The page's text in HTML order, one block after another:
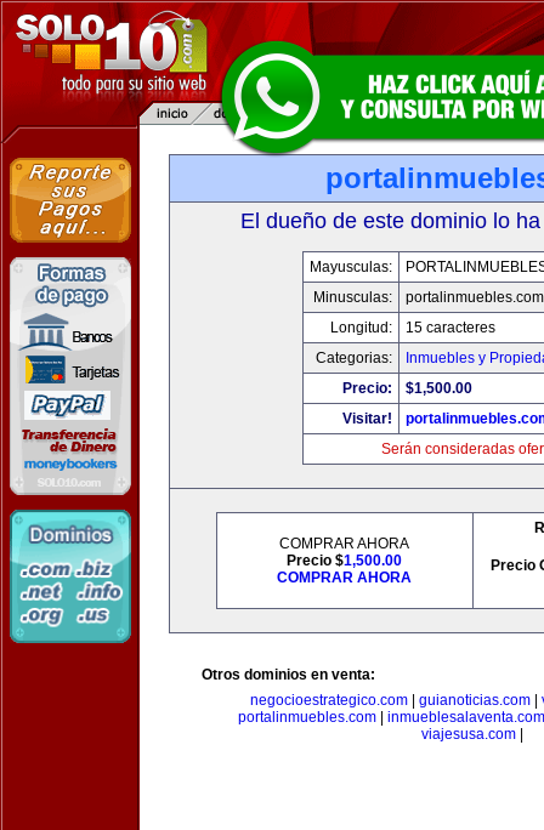
El dueño de este dominio lo
Mayusculas:
Minusculas:
portalinmuebles.com
Longitud:
15 caracteres
Categorias:
Inmuebles y
Precio:
$1,500.00
Visitar!
Serán consideradas
COMPRAR AHORA
Precio $1,500.00
COMPRAR AHORA
Precio
Otros dominios en venta:
negocioestrategico.com| guianoticias.com|
portalinmuebles.com
inmueblesalaventa.com
viajesusa.com